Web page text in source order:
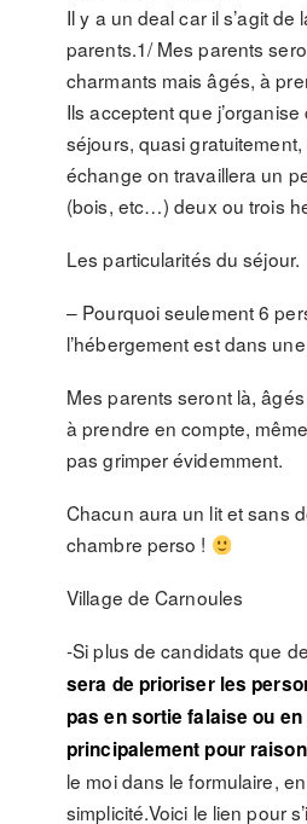
Il y a un deal car il s’agit de
parents.1/ Mes parents
charmants mais âgés, à
Ils acceptent que
séjours, quasi gratuitement,
échange on travaillera un
(bois, etc…) deux ou trois
Les particularités du séjour.
– Pourquoi seulement 6
l’hébergement est dans
Mes parents seront là,
à prendre en compte,
pas grimper évidemment.
Chacun aura un lit et sans
chambre perso !
Village de Carnoules
-Si plus de candidats que
sera de prioriser les
pas en sortie falaise ou
principalement pour
le moi dans le formulaire,
simplicité.Voici le lien pour